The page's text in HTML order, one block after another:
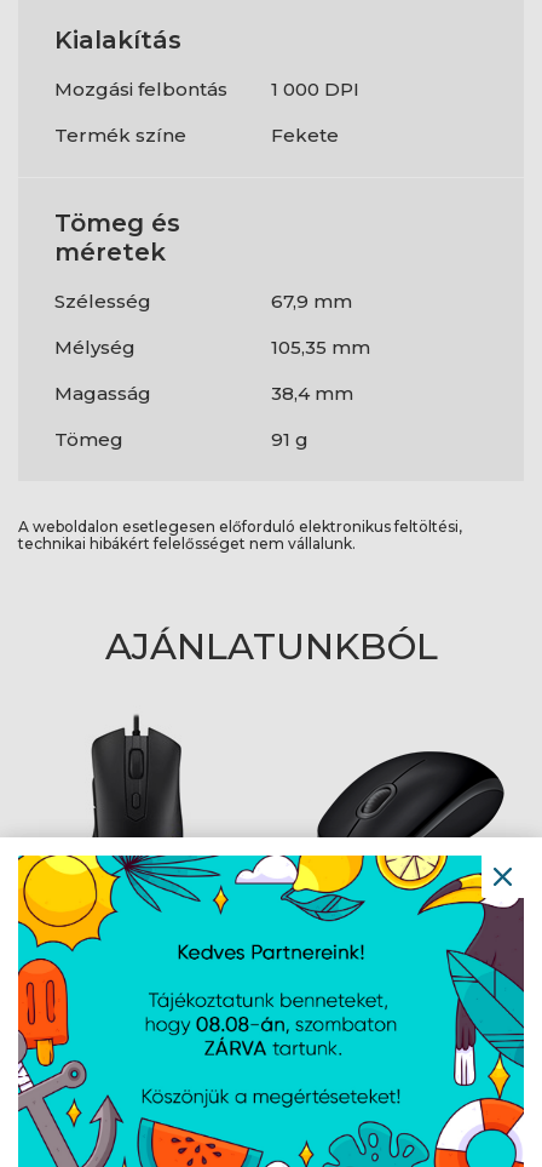
Kialakítás
Mozgási felbontás
1 000 DPI
Termék színe
Fekete
Tömeg és
méretek
Szélesség
67,9 mm
Mélység
105,35 mm
Magasság
38,4 mm
Tömeg
91 g
A weboldalon esetlegesen előforduló elektronikus feltöltési,
technikai hibákért felelősséget nem vállalunk.
AJÁNLATUNKBÓL
ASUS TUF Gaming M3
Gen II egér
Logitech B110 Silent -
Fekete